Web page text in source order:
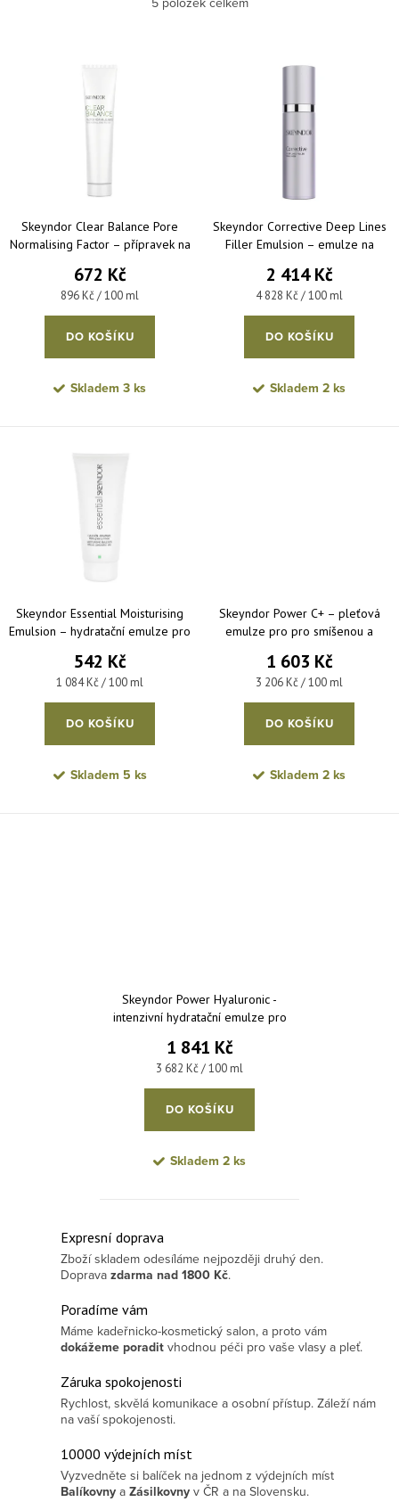
Skeyndor Clear Balance Pore
Normalising Factor – přípravek na
problematickou pleť 75 ml
672 Kč
Měrná cena:
896 Kč / 100 ml
DO KOŠÍKU
Skladem 3 ks
Skeyndor Corrective Deep Lines
Filler Emulsion – emulze na
normální až smíšenou pleť 50 ml
2 414 Kč
Měrná cena:
4 828 Kč / 100 ml
DO KOŠÍKU
Skladem 2 ks
Skeyndor Essential Moisturising
Emulsion – hydratační emulze pro
542 Kč
Měrná cena:
1 084 Kč / 100 ml
DO KOŠÍKU
Skladem 5 ks
Skeyndor Power C+ – pleťová
emulze pro pro smíšenou a
1 603 Kč
Měrná cena:
3 206 Kč / 100 ml
DO KOŠÍKU
Skladem 2 ks
Skeyndor Power Hyaluronic -
intenzivní hydratační emulze pro
1 841 Kč
Měrná cena:
3 682 Kč / 100 ml
DO KOŠÍKU
Skladem 2 ks
Ovládací prvky výpisu
Expresní doprava
Zboží skladem odesíláme nejpozději druhý den.
Doprava zdarma nad 1800 Kč.
Poradíme vám
Máme kadeřnicko-kosmetický salon, a proto vám
dokážeme poradit vhodnou péči pro vaše vlasy a pleť.
Záruka spokojenosti
Rychlost, skvělá komunikace a osobní přístup. Záleží nám
na vaší spokojenosti.
10000 výdejních míst
Vyzvedněte si balíček na jednom z výdejních míst
Balíkovny a Zásilkovny v ČR a na Slovensku.